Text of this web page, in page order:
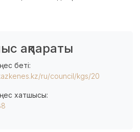
ақпараты
беті:
ru/council/kgs/20
хатшысы: